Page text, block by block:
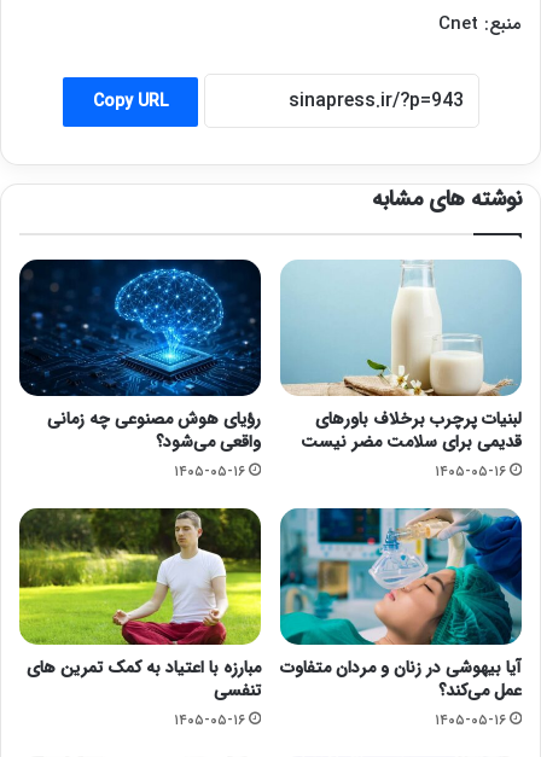
منبع: Cnet
Copy URL
نوشته های مشابه
لبنیات پرچرب برخلاف باورهای
قدیمی برای سلامت مضر نیست
۱۴۰۵-۰۵-۱۶
رؤیای هوش مصنوعی چه زمانی
واقعی می‌شود؟
۱۴۰۵-۰۵-۱۶
آیا بیهوشی در زنان و مردان متفاوت
عمل می‌کند؟
۱۴۰۵-۰۵-۱۶
مبارزه با اعتیاد به کمک تمرین های
تنفسی
۱۴۰۵-۰۵-۱۶